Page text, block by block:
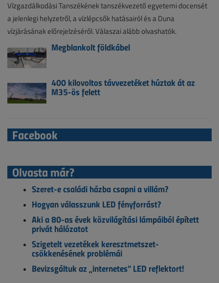
Vízgazdálkodási Tanszékének tanszékvezető egyetemi docensét
a jelenlegi helyzetről, a vízlépcsők hatásairól és a Duna
vízjárásának előrejelzéséről. Válaszai alább olvashatók.
Megblankolt földkábel
400 kilovoltos távvezetéket húztak át az
M35-ös felett
Facebook
Olvasta már?
Szeret-e családi házba csapni a villám?
Hogyan válasszunk LED fényforrást?
Aki a 80-as évek közvilágítási lámpáiból épített
privát hálózatot
Szigetelt vezetékek keresztmetszet-
csökkenésének problémái
Bevizsgáltuk az „internetes” LED reflektort!